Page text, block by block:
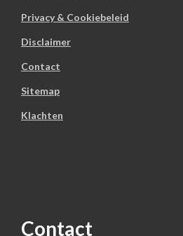
Privacy & Cookiebeleid
Disclaimer
Contact
Sitemap
Klachten
Contact